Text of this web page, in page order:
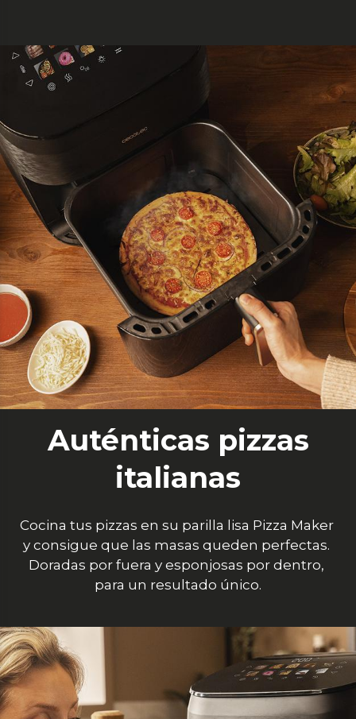
Auténticas pizzas
italianas
Cocina tus pizzas en su parilla lisa Pizza Maker
y consigue que las masas queden perfectas.
Doradas por fuera y esponjosas por dentro,
para un resultado único.